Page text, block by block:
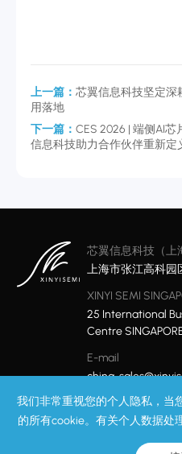
我们非常重视您的个人隐私，当
的所有cookie。有关个人数据处
上一篇： 芯翼信息科技坚定深
用落地
下一篇： CES 2026 | 端侧AI芯
信息科技助力合作伙伴重新定
芯翼信息科技（上
上海市张江高科园
XINYI SEMI
25 International
Centre
E-mail
china-